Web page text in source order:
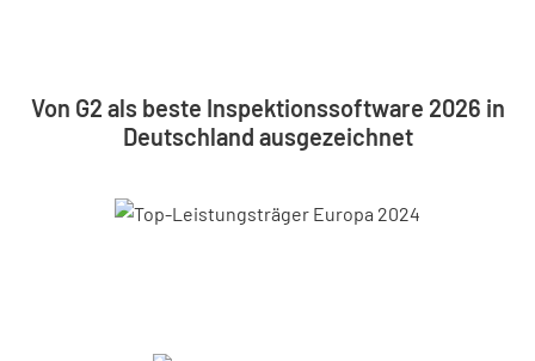
Von G2 als beste Inspektionssoftware 2026 in
Deutschland ausgezeichnet